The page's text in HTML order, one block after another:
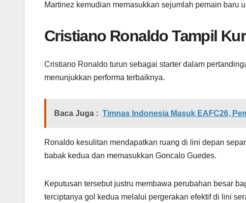
Martinez kemudian memasukkan sejumlah pemain baru
Cristiano Ronaldo Tampil
Cristiano Ronaldo turun sebagai starter dalam
menunjukkan performa terbaiknya.
Baca Juga : Timnas Indonesia Masuk EAFC26,
Ronaldo kesulitan mendapatkan ruang di lini depan
babak kedua dan memasukkan Goncalo Guedes.
Keputusan tersebut justru membawa perubahan besar
terciptanya gol kedua melalui pergerakan efektif di lini